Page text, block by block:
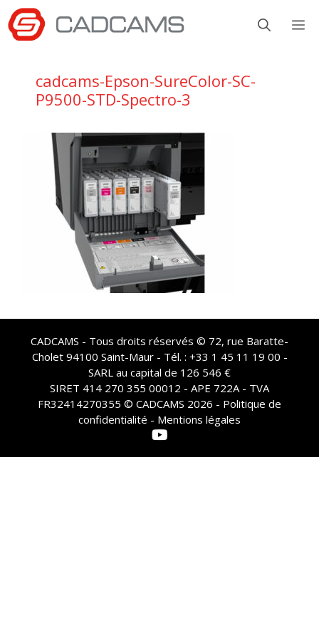
Aller
au
contenu
cadcams-Epson-SureColor-SC-
P9500-STD-Spectro-3
CADCAMS - Tous droits réservés © 72, rue Baratte-
Cholet 94100 Saint-Maur - Tél. : +33 1 45 11 19 00 -
SARL au capital de 126 546 €
SIRET 414 270 355 00012 - APE 722A - TVA
FR32414270355 © CADCAMS 2026 - Politique de
confidentialité - Mentions légales